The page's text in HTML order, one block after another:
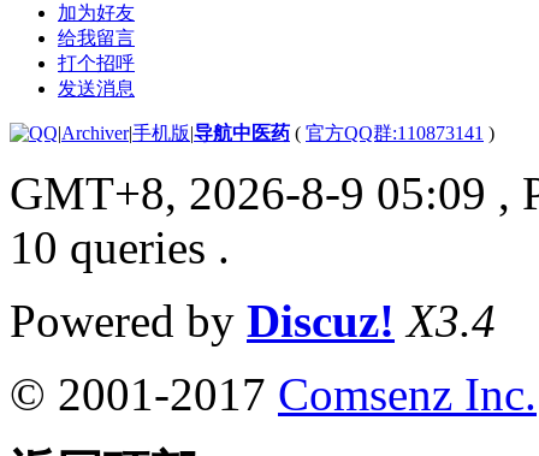
加为好友
给我留言
打个招呼
发送消息
|Archiver|手机版|导航中医药 ( 官方QQ群:110873141 )
GMT+8, 2026-8-9 05:09 ,
10 queries .
Powered by Discuz! X3.4
© 2001-2017 Comsenz Inc.